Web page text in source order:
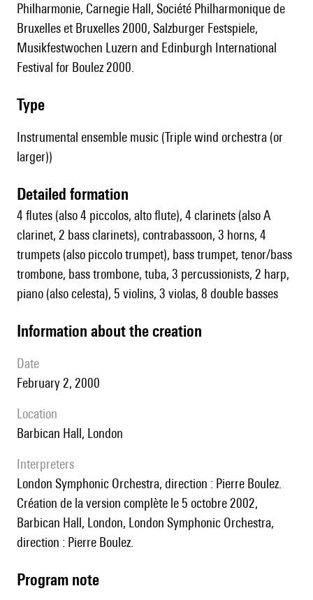
Philharmonie, Carnegie Hall, Société Philharmonique de
Bruxelles et Bruxelles 2000, Salzburger Festspiele,
Musikfestwochen Luzern and Edinburgh International
Festival for Boulez 2000.
type
Instrumental ensemble music (Triple wind orchestra (or
larger))
detailed formation
4 flutes (also 4 piccolos, alto flute), 4 clarinets (also A
clarinet, 2 bass clarinets), contrabassoon, 3 horns, 4
trumpets (also piccolo trumpet), bass trumpet, tenor/bass
trombone, bass trombone, tuba, 3 percussionists, 2 harp,
piano (also celesta), 5 violins, 3 violas, 8 double basses
information about the creation
date
February 2, 2000
location
Barbican Hall, London
interpreters
London Symphonic Orchestra, direction : Pierre Boulez.
Création de la version complète le 5 octobre 2002,
Barbican Hall, London, London Symphonic Orchestra,
direction : Pierre Boulez.
Program note